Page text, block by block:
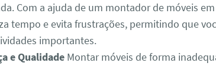
Com a ajuda de um montador de móveis
tempo e evita frustrações, permitindo que
importantes.
e QualidadeMontar móveis de forma